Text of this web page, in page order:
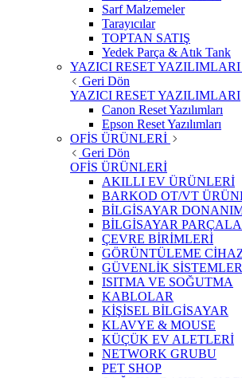
Sarf Malzemeler
Tarayıcılar
TOPTAN SATIŞ
Yedek Parça & Atık Tank
YAZICI RESET YAZILIMLARI
Geri Dön
YAZICI RESET YAZILIMLARI
Canon Reset Yazılımları
Epson Reset Yazılımları
OFİS ÜRÜNLERİ
Geri Dön
OFİS ÜRÜNLERİ
AKILLI EV ÜRÜNLERİ
BARKOD OT/VT
BİLGİSAYAR
BİLGİSAYAR
ÇEVRE BİRİMLERİ
GÖRÜNTÜLEME
GÜVENLİK
ISITMA VE SOĞUTMA
KABLOLAR
KİŞİSEL BİLGİSAYAR
KLAVYE & MOUSE
KÜÇÜK EV ALETLERİ
NETWORK GRUBU
PET SHOP